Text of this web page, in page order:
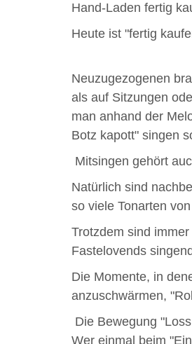
Hand-Laden fertig
Heute ist "fertig
Neuzugezogenen
als auf Sitzungen
man anhand der
Botz kapott" singen
Mitsingen gehört
Natürlich sind
so viele Tonarten
Trotzdem sind
Fastelovends
Die Momente, in
anzuschwärmen,
Die Bewegung
Wer einmal beim